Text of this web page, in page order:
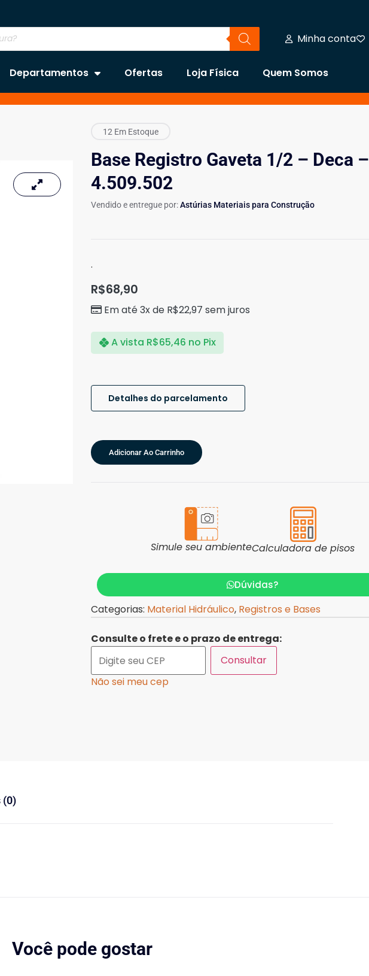
Minha conta
Departamentos Ofertas Loja Física Quem Somos
12 Em Estoque
Base Registro Gaveta 1/2 – Deca –
4.509.502
Vendido e entregue por:Astúrias Materiais para Construção
.
R$68,90
Em até 3x de R$22,97 sem juros
A vista R$65,46 no Pix
Detalhes do parcelamento
Adicionar Ao Carrinho
Simule seu ambienteCalculadora de pisos
Dúvidas?
Categorias: Material Hidráulico, Registros e Bases
Consulte o frete e o prazo de entrega:
Consultar
Não sei meu cep
(0)
Você pode gostar